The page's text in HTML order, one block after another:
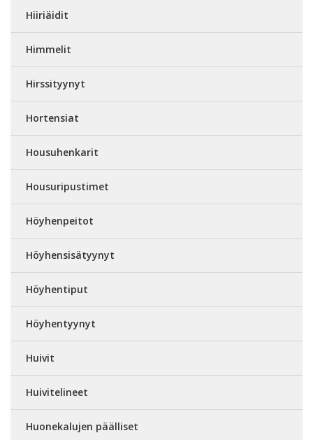
Hiiriäidit
Himmelit
Hirssityynyt
Hortensiat
Housuhenkarit
Housuripustimet
Höyhenpeitot
Höyhensisätyynyt
Höyhentiput
Höyhentyynyt
Huivit
Huivitelineet
Huonekalujen päälliset